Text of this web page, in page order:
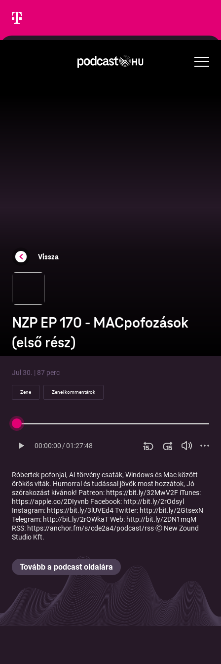
Vissza
NZP EP 170 - MACpofozások
(első rész)
Jul 30. | 87 perc
Zene Zenei kommentárok
00:00:00/01:27:48
Róbertek pofonjai, AI törvény csaták, Windows és Mac között
örökös viták. Humorral és tudással jövök most hozzátok, Jó
szórakozást kívánok! Patreon: https://bit.ly/32MwV2F iTunes:
https://apple.co/2DIyvnb Facebook: http://bit.ly/2rOdsyl
Instagram: https://bit.ly/3lUVEd4 Twitter: http://bit.ly/2GtsexN
Telegram: http://bit.ly/2rQWkaT Web: http://bit.ly/2DN1mqM
RSS: https://anchor.fm/s/cde2a4/podcast/rss Ⓒ New Zound
Studio Kft.
Tovább a podcast oldalára